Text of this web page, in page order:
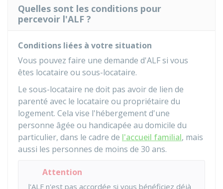
Quelles sont les conditions pour
percevoir l'ALF ?
Conditions liées à votre situation
Vous pouvez faire une demande d'ALF si vous
êtes locataire ou sous-locataire.
Le sous-locataire ne doit pas avoir de lien de
parenté avec le locataire ou propriétaire du
logement. Cela vise l'hébergement d'une
personne âgée ou handicapée au domicile du
particulier, dans le cadre de l'accueil familial, mais
aussi les personnes de moins de 30 ans.
Attention
l'ALF n'est pas accordée si vous bénéficiez déjà